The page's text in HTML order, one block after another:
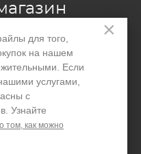
×
для того,
на нашем
Если
услугами,
с
Узнайте
о том, как можно